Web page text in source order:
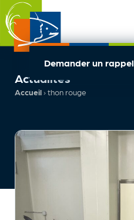
Demander un rappel
Actualités
Accueil›thon rouge